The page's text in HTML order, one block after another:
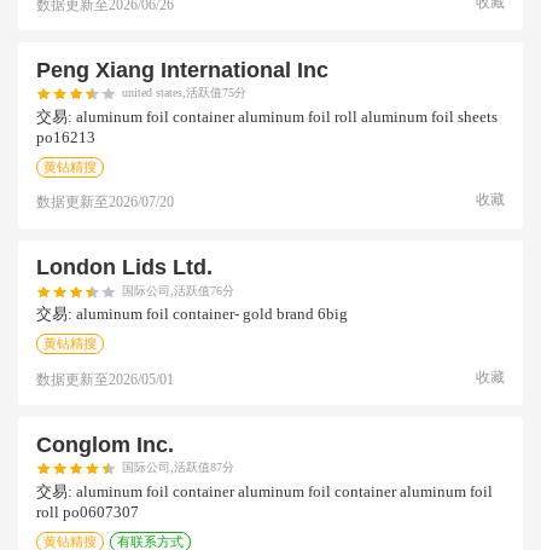
数据更新至2026/06/26
Peng Xiang International Inc
united states,活跃值75分
交易: aluminum foil container aluminum foil roll aluminum foil sheets
po16213
黄钻精搜
数据更新至2026/07/20 收藏
London Lids Ltd.
国际公司,活跃值76分
交易: aluminum foil container- gold brand 6big
黄钻精搜
数据更新至2026/05/01 收藏
Conglom Inc.
国际公司,活跃值87分
交易: aluminum foil container aluminum foil container aluminum foil
roll po0607307
黄钻精搜 有联系方式